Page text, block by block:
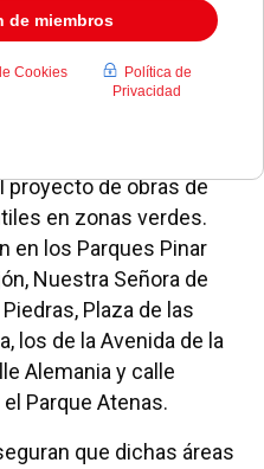
proyecto de obras de
en zonas verdes.
en los Parques Pinar
Nuestra Señora de
Plaza de las
los de la Avenida de la
Alemania y calle
Parque Atenas.
que dichas áreas